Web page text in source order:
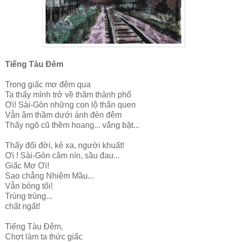
Tiếng Tàu Đêm
Trong giấc mơ đêm qua
Ta thấy mình trở về thăm thành phố
Ơi! Sài-Gòn những con lộ thân quen
Vẫn âm thầm dưới ánh đèn đêm
Thấy ngõ cũ thềm hoang... vắng bặt...
Thấy đổi đời, kẻ xa, người khuất!
Ơi ! Sài-Gòn câm nín, sầu đau...
Giấc Mơ Ơi!
Sao chẳng Nhiệm Mầu...
Vẫn bóng tối!
Trùng trùng...
chất ngất!
Tiếng Tàu Đêm,
Chợt làm ta thức giấc